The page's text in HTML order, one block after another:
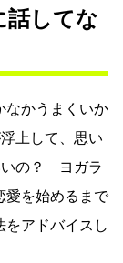
話してな
なかうまくいか
上して、思い
いの？ ヨガラ
愛を始めるまで
をアドバイスし